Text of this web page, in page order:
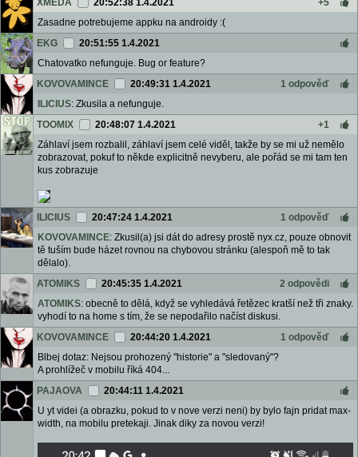
XMEDA
20:52:38 1.4.2021
+5
Zasadne potrebujeme appku na androidy :(
EKG
20:51:55 1.4.2021
Chatovatko nefunguje. Bug or feature?
KOVOVAMINCE
20:49:31 1.4.2021
1 odpověď
ILICIUS: Zkusila a nefunguje.
TOOMIX
20:48:07 1.4.2021
+1
Záhlaví jsem rozbalil, záhlaví jsem celé viděl, takže by se mi už nemělo
zobrazovat, pokuf to někde explicitně nevyberu, ale pořád se mi tam ten
kus zobrazuje
ILICIUS 20:47:24 1.4.2021
1 odpověď
KOVOVAMINCE: Zkusil(a) jsi dát do adresy prostě nyx.cz, pouze obnovit
tě tuším bude házet rovnou na chybovou stránku (alespoň mě to tak
dělalo).
ATOMIKS
20:45:35 1.4.2021
2 odpovědi
ATOMIKS: obecně to dělá, když se vyhledává řetězec kratší než tři znaky.
vyhodí to na home s tím, že se nepodařilo načíst diskusi.
KOVOVAMINCE
20:44:20 1.4.2021
1 odpověď
Blbej dotaz: Nejsou prohozený "historie" a "sledovaný"?
A prohlížeč v mobilu říká 404...
PAJAOVA
20:44:11 1.4.2021
U yt videi (a obrazku, pokud to v nove verzi neni) by bylo fajn pridat max-
width, na mobilu pretekaji. Jinak diky za novou verzi!